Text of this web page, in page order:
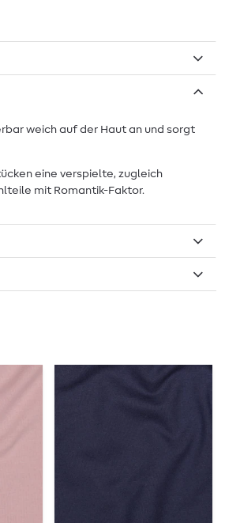
weich auf der Haut an und sorgt
eine verspielte, zugleich
mit Romantik-Faktor.